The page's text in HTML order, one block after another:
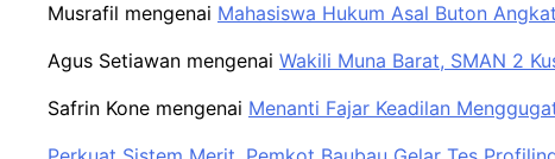
Musrafil mengenai Mahasiswa Hukum Asal Buton
Agus Setiawan mengenai Wakili Muna Barat, SMAN 2
Safrin Kone mengenai Menanti Fajar Keadilan